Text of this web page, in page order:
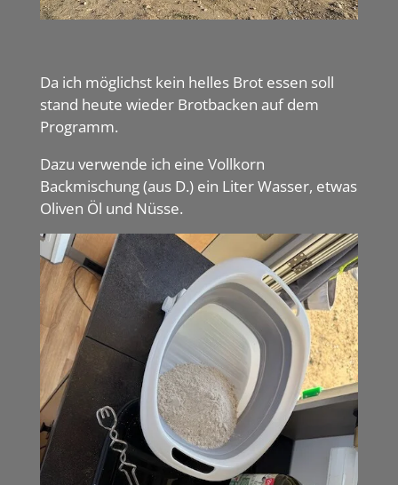
Da ich möglichst kein helles Brot essen soll
stand heute wieder Brotbacken auf dem
Programm.
Dazu verwende ich eine Vollkorn
Backmischung (aus D.) ein Liter Wasser, etwas
Oliven Öl und Nüsse.